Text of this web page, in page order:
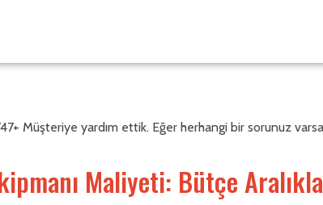
Müşteriye yardım ettik. Eğer herhangi bir sorunuz
Maliyeti: Bütçe